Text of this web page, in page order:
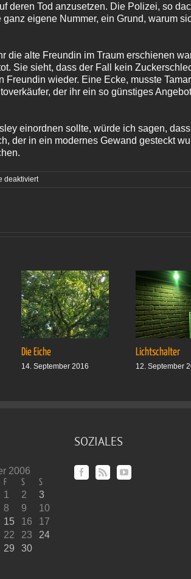
deren Tod anzusetzen. Die Polizei, so
eigene Nummer, ein Grund, warum
die alte Freundin im Traum erschienen
Sie sieht, dass der Fall kein
wieder. Eine Ecke, musste
der ihr ein so günstiges
einordnen sollte, würde ich sagen,
der in ein modernes Gewand gesteckt
deaktiviertfür
Die Eiche
14. September 2016
Lichtschalter
12. September
2006
F S S
1 2
3
8 9
10
15 16
17
22 23
24
29
30
SOZIALES